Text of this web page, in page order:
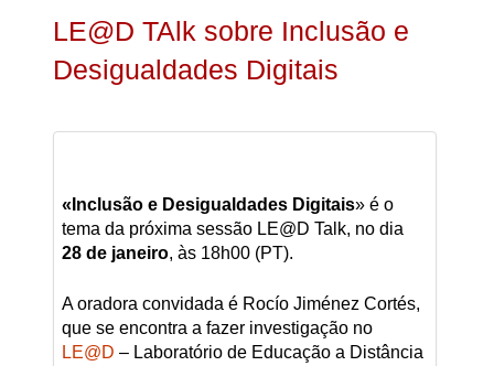
LE@D TAlk sobre Inclusão e
Desigualdades Digitais
«Inclusão e Desigualdades Digitais» é o
tema da próxima sessão LE@D Talk, no dia
28 de janeiro, às 18h00 (PT).
A oradora convidada é Rocío Jiménez Cortés,
que se encontra a fazer investigação no
LE@D – Laboratório de Educação a Distância